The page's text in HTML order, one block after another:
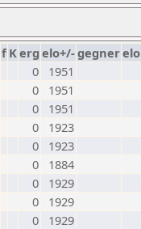
f Kerg elo+/-gegnerelo
0
1951
0
1951
0
1951
0
1923
0
1923
0
1884
0
1929
0
1929
0
1929